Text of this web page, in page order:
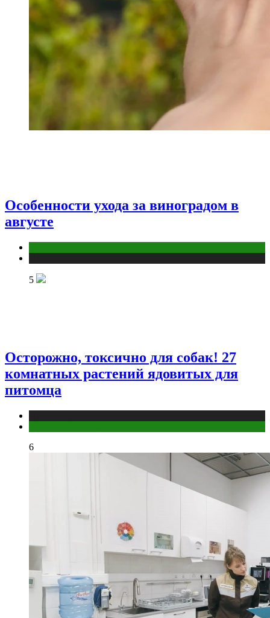
Особенности ухода за виноградом в
августе
5
Осторожно, токсично для собак! 27
комнатных растений ядовитых для
питомца
6